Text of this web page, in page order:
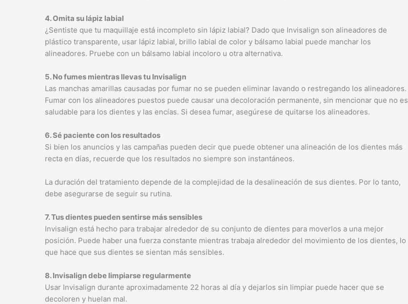
4. Omita su lápiz labial
¿Sentiste que tu maquillaje está incompleto sin lápiz labial? Dado que Invisalign son alineadores de
plástico transparente, usar lápiz labial, brillo labial de color y bálsamo labial puede manchar los
alineadores. Pruebe con un bálsamo labial incoloro u otra alternativa.
5. No fumes mientras llevas tu Invisalign
Las manchas amarillas causadas por fumar no se pueden eliminar lavando o restregando los alineadores.
Fumar con los alineadores puestos puede causar una decoloración permanente, sin mencionar que no es
saludable para los dientes y las encías. Si desea fumar, asegúrese de quitarse los alineadores.
6. Sé paciente con los resultados
Si bien los anuncios y las campañas pueden decir que puede obtener una alineación de los dientes más
recta en días, recuerde que los resultados no siempre son instantáneos.
La duración del tratamiento depende de la complejidad de la desalineación de sus dientes. Por lo tanto,
debe asegurarse de seguir su rutina.
7. Tus dientes pueden sentirse más sensibles
Invisalign está hecho para trabajar alrededor de su conjunto de dientes para moverlos a una mejor
posición. Puede haber una fuerza constante mientras trabaja alrededor del movimiento de los dientes, lo
que hace que sus dientes se sientan más sensibles.
8. Invisalign debe limpiarse regularmente
Usar Invisalign durante aproximadamente 22 horas al día y dejarlos sin limpiar puede hacer que se
decoloren y huelan mal.